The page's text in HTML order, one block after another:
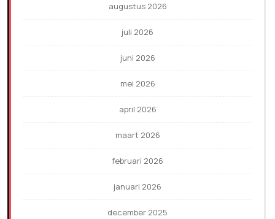
augustus 2026
juli 2026
juni 2026
mei 2026
april 2026
maart 2026
februari 2026
januari 2026
december 2025